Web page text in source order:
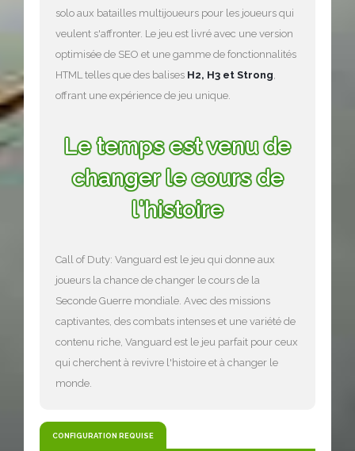
solo aux batailles multijoueurs pour les joueurs qui
veulent s'affronter. Le jeu est livré avec une version
optimisée de SEO et une gamme de fonctionnalités
HTML telles que des balises H2, H3 et Strong,
offrant une expérience de jeu unique.
Le temps est venu de
changer le cours de
l'histoire
Call of Duty: Vanguard est le jeu qui donne aux
joueurs la chance de changer le cours de la
Seconde Guerre mondiale. Avec des missions
captivantes, des combats intenses et une variété de
contenu riche, Vanguard est le jeu parfait pour ceux
qui cherchent à revivre l'histoire et à changer le
monde.
CONFIGURATION REQUISE